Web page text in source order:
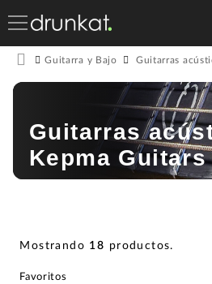
Guitarra y Bajo Guitarras
Guitarras
Kepma Guitars
Mostrando 18 productos.